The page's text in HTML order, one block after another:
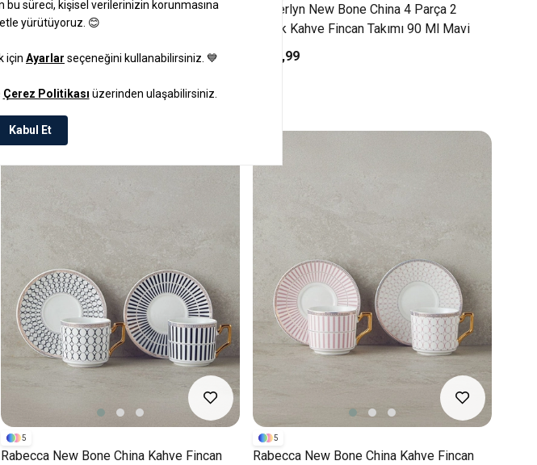
Check & Sip Porselen 4 Parça 2 Kişilik
Kahve Fincan Takımı 90 Ml Kırmızı -
₺499,99
Emberlyn New Bone China 4 Parça 2
Kişilik Kahve Fincan Takımı 90 Ml Mavi
₺499,99
Rabecca New Bone China Kahve Fincan
5
Rabecca New Bone China Kahve Fincan
5